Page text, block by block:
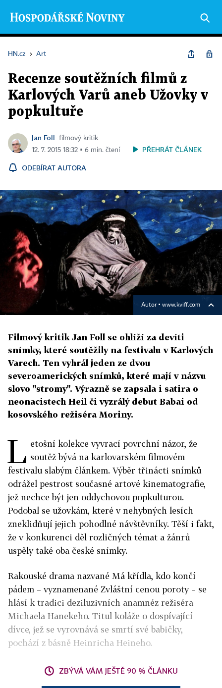
HN.cz › Art
Recenze soutěžních filmů z
Karlových Varů aneb Užovky v
popkultuře
Jan Foll
filmový kritik
12. 7. 2015 18:32 ▪ 6 min. čtení
PŘEHRÁT ČLÁNEK
ODEBÍRAT AUTORA
Autor ▪ www.kviff.com
Filmový kritik Jan Foll se ohlíží za devíti
snímky, které soutěžily na festivalu v Karlových
Varech. Ten vyhrál jeden ze dvou
severoamerických snímků, které mají v názvu
slovo "stromy". Výrazně se zapsala i satira o
neonacistech Heil či vyzrálý debut Babai od
kosovského režiséra Moriny.
L etošní kolekce vyvrací povrchní názor, že
soutěž bývá na karlovarském filmovém
festivalu slabým článkem. Výběr třinácti snímků
odrážel pestrost současné artové kinematografie,
jež nechce být jen oddychovou popkulturou.
Podobal se užovkám, které v nehybných lesích
zneklidňují jejich pohodlné návštěvníky. Těší i fakt,
že v konkurenci děl rozličných témat a žánrů
uspěly také oba české snímky.
Rakouské drama nazvané Má křídla, kdo končí
pádem – vyznamenané Zvláštní cenou poroty – se
hlásí k tradici deziluzivních anamnéz režiséra
Michaela Hanekeho. Titul koláže o dospívající
dívce, jež se vyrovnává se smrtí své babičky,
pochází z básně Heinricha Heineho.
ZBÝVÁ VÁM JEŠTĚ 90 % ČLÁNKU